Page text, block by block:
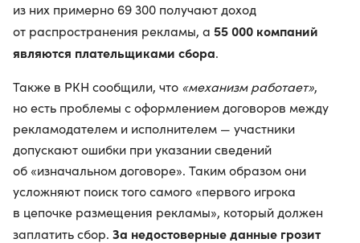
из них примерно 69 300 получают доход
от распространения рекламы, а 55 000 компаний
являются плательщиками сбора.
Также в РКН сообщили, что «механизм работает»,
но есть проблемы с оформлением договоров между
рекламодателем и исполнителем — участники
допускают ошибки при указании сведений
об «изначальном договоре». Таким образом они
усложняют поиск того самого «первого игрока
в цепочке размещения рекламы», который должен
заплатить сбор. За недостоверные данные грозит